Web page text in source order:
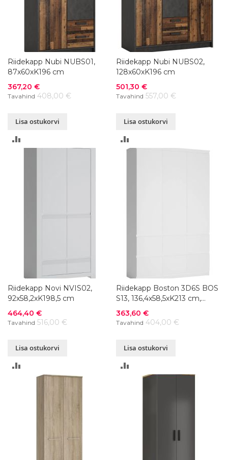
Riidekapp Nubi NUBS01,
87x60xK196 cm
Soodushind
367,20 €
Tavahind 408,00 €
Lisa ostukorvi
Riidekapp Nubi NUBS02,
128x60xK196 cm
Soodushind
501,30 €
Tavahind 557,00 €
Lisa ostukorvi
Riidekapp Novi NVIS02,
92x58,2xK198,5 cm
Soodushind
464,40 €
Tavahind 516,00 €
Lisa ostukorvi
Riidekapp Boston 3D6S BOS
S13, 136,4x58,5xK213 cm,
värvivalik
Soodushind
363,60 €
Tavahind 404,00 €
Lisa ostukorvi